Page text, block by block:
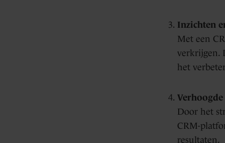
Inzichten
Met een
verkrijgen.
het
Door het
CRM-
resultaten.